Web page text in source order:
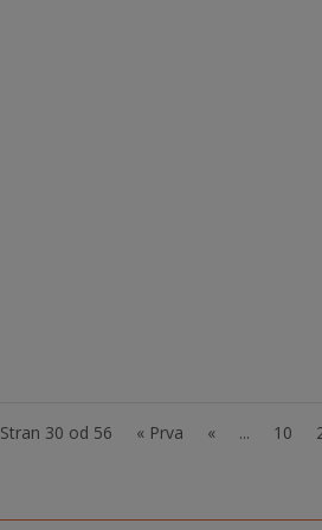
Stran 30 od 56 « Prva « ... 10